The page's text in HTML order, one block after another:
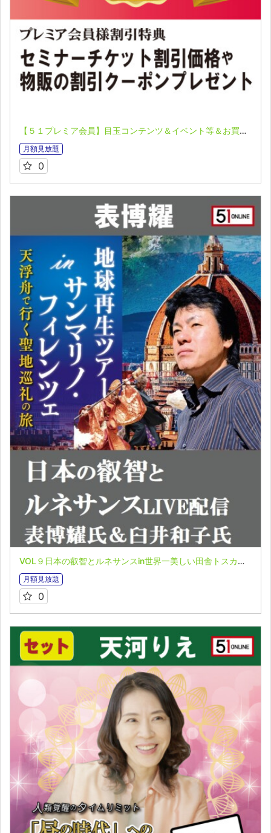
【５１プレミア会員】目玉コンテンツ＆イベント等＆お買い物割引クーポン券のご案内
月額見放題
0
VOL９日本の叡智とルネサンスin世界一美しい田舎トスカーナ 表博耀氏＆臼井和子氏 誰も知らない世界の叡智オンライン配信 地球再生ツアーin サンマリノ・フィレンツェ
月額見放題
0